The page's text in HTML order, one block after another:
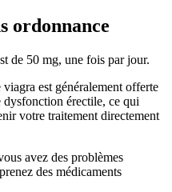
ordonnance
de 50 mg, une fois par jour.
est généralement offerte
érectile, ce qui
votre traitement directement
avez des problèmes
des médicaments